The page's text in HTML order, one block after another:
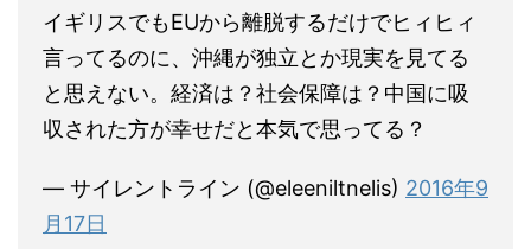
イギリスでもEUから離脱するだけでヒィヒィ
言ってるのに、沖縄が独立とか現実を見てる
と思えない。経済は？社会保障は？中国に吸
収された方が幸せだと本気で思ってる？
— サイレントライン (@eleeniltnelis) 2016年9
月17日